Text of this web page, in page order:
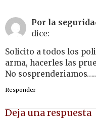
Por la
dice:
Solicito a todos los
arma, hacerles las
No sosprenderiamos…..
Responder
Deja una respuesta